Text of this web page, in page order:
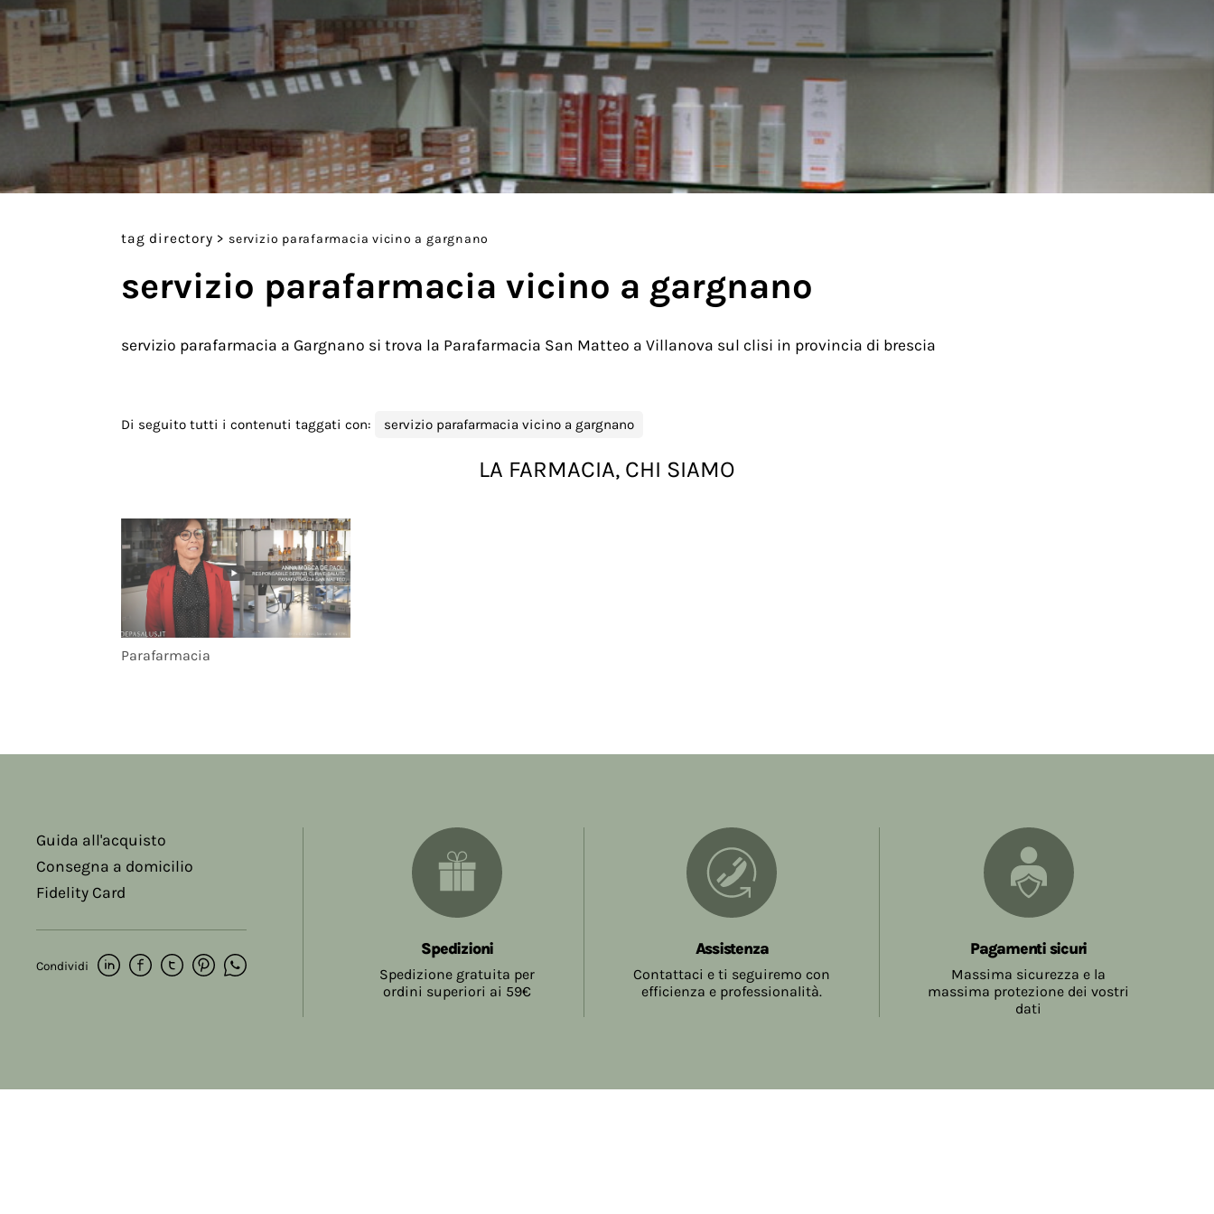
tag directory > servizio parafarmacia vicino a gargnano
servizio parafarmacia vicino a gargnano
servizio parafarmacia a Gargnano si trova la Parafarmacia San Matteo a Villanova sul clisi in provincia di brescia
Di seguito tutti i contenuti taggati con: servizio parafarmacia vicino a gargnano
LA FARMACIA, CHI SIAMO
Parafarmacia
Guida all'acquisto
Consegna a domicilio
Fidelity Card
Condividi
Spedizioni
Spedizione gratuita per
ordini superiori ai 59€
Assistenza
Contattaci e ti seguiremo con
efficienza e professionalità.
Pagamenti sicuri
Massima sicurezza e la
massima protezione dei vostri
dati